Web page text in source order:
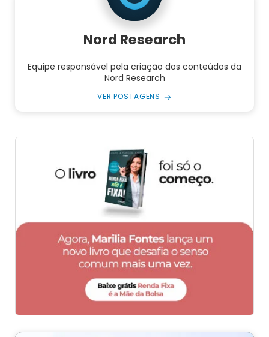
Nord Research
Equipe responsável pela criação dos conteúdos da
Nord Research
VER POSTAGENS